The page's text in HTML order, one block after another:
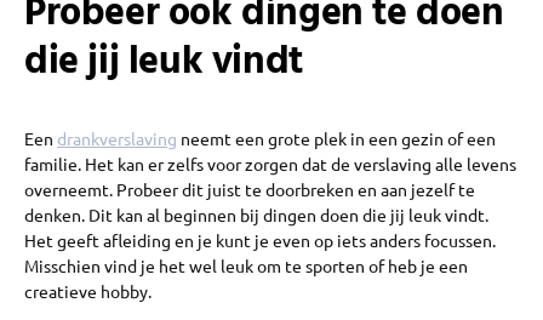
Probeer ook dingen te doen
die jij leuk vindt
Een drankverslaving neemt een grote plek in een gezin of een
familie. Het kan er zelfs voor zorgen dat de verslaving alle levens
overneemt. Probeer dit juist te doorbreken en aan jezelf te
denken. Dit kan al beginnen bij dingen doen die jij leuk vindt.
Het geeft afleiding en je kunt je even op iets anders focussen.
Misschien vind je het wel leuk om te sporten of heb je een
creatieve hobby.